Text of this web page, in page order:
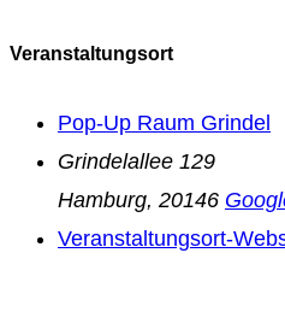
Veranstaltungsort
Pop-Up Raum Grindel
Grindelallee 129
Hamburg, 20146
Veranstaltungsort-